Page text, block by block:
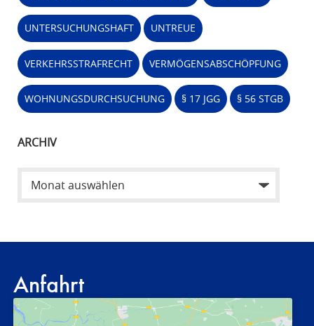
UNTERSUCHUNGSHAFT UNTREUE
VERKEHRSSTRAFRECHT VERMÖGENSABSCHÖPFUNG
WOHNUNGSDURCHSUCHUNG § 17 JGG § 56 STGB
ARCHIV
Anfahrt